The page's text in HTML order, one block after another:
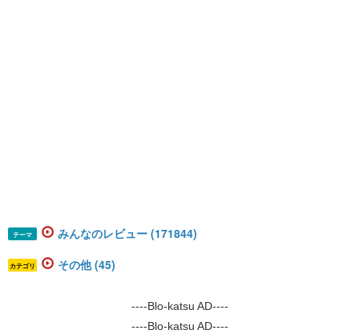
テーマ みんなのレビュー (171844)
カテゴリ その他 (45)
----Blo-katsu AD----
----Blo-katsu AD----